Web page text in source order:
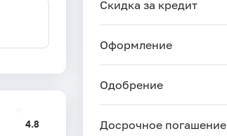
Скидка за кредит
Оформление
Одобрение
Досрочное погашение
4.8